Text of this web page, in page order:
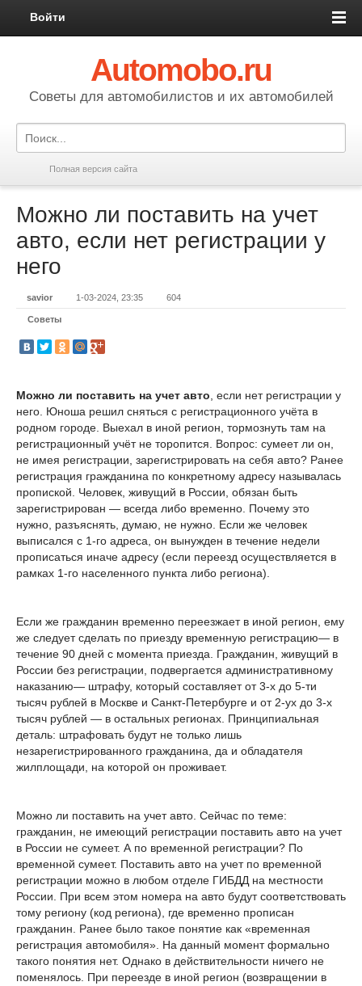
Войти
Automobo.ru
Cоветы для автомобилистов и их автомобилей
Полная версия сайта
Можно ли поставить на учет
авто, если нет регистрации у
него
savior 1-03-2024, 23:35 604
Советы
Можно ли поставить на учет авто, если нет регистрации у
него. Юноша решил сняться с регистрационного учёта в
родном городе. Выехал в иной регион, тормознуть там на
регистрационный учёт не торопится. Вопрос: сумеет ли он,
не имея регистрации, зарегистрировать на себя авто? Ранее
регистрация гражданина по конкретному адресу называлась
пропиской. Человек, живущий в России, обязан быть
зарегистрирован — всегда либо временно. Почему это
нужно, разъяснять, думаю, не нужно. Если же человек
выписался с 1-го адреса, он вынужден в течение недели
прописаться иначе адресу (если переезд осуществляется в
рамках 1-го населенного пункта либо региона).
Если же гражданин временно переезжает в иной регион, ему
же следует сделать по приезду временную регистрацию— в
течение 90 дней с момента приезда. Гражданин, живущий в
России без регистрации, подвергается административному
наказанию— штрафу, который составляет от 3-х до 5-ти
тысяч рублей в Москве и Санкт-Петербурге и от 2-ух до 3-х
тысяч рублей — в остальных регионах. Принципиальная
деталь: штрафовать будут не только лишь
незарегистрированного гражданина, да и обладателя
жилплощади, на которой он проживает.
Можно ли поставить на учет авто. Сейчас по теме:
гражданин, не имеющий регистрации поставить авто на учет
в России не сумеет. А по временной регистрации? По
временной сумеет. Поставить авто на учет по временной
регистрации можно в любом отделе ГИБДД на местности
России. При всем этом номера на авто будут соответствовать
тому региону (код региона), где временно прописан
гражданин. Ранее было такое понятие как «временная
регистрация автомобиля». На данный момент формально
такого понятия нет. Однако в действительности ничего не
поменялось. При переезде в иной регион (возвращении в